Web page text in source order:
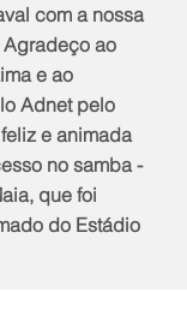
com a nossa
ao
e ao
Adnet pelo
e animada
no samba -
que foi
do Estádio